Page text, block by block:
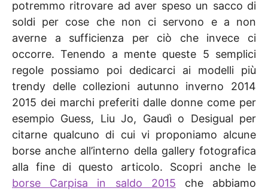
potremmo ritrovare ad aver speso un sacco di
soldi per cose che non ci servono e a non
averne a sufficienza per ciò che invece ci
occorre. Tenendo a mente queste 5 semplici
regole possiamo poi dedicarci ai modelli più
trendy delle collezioni autunno inverno 2014
2015 dei marchi preferiti dalle donne come per
esempio Guess, Liu Jo, Gaudì o Desigual per
citarne qualcuno di cui vi proponiamo alcune
borse anche all’interno della gallery fotografica
alla fine di questo articolo. Scopri anche le
borse Carpisa in saldo 2015 che abbiamo